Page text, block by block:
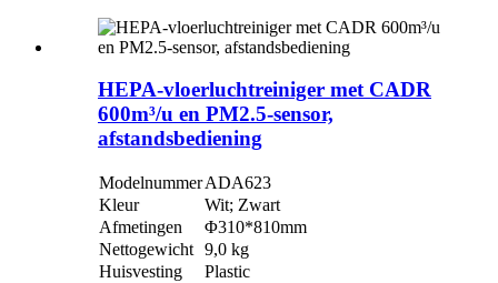
HEPA-vloerluchtreiniger met CADR
600m³/u en PM2.5-sensor,
afstandsbediening
ModelnummerADA623
Kleur
Wit; Zwart
Afmetingen
Φ310*810mm
Nettogewicht 9,0 kg
Huisvesting
Plastic